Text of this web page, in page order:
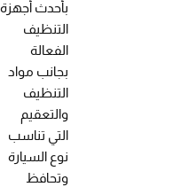
بأحدث أجهزة
التنظيف
الفعالة
بجانب مواد
التنظيف
والتعقيم
التي تناسب
نوع السيارة
وتحافظ